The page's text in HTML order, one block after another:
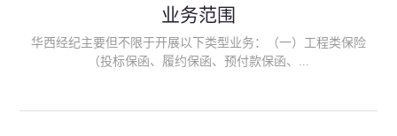
业务范围
华西经纪主要但不限于开展以下类型业务：（一）工程类保险
（投标保函、履约保函、预付款保函、...